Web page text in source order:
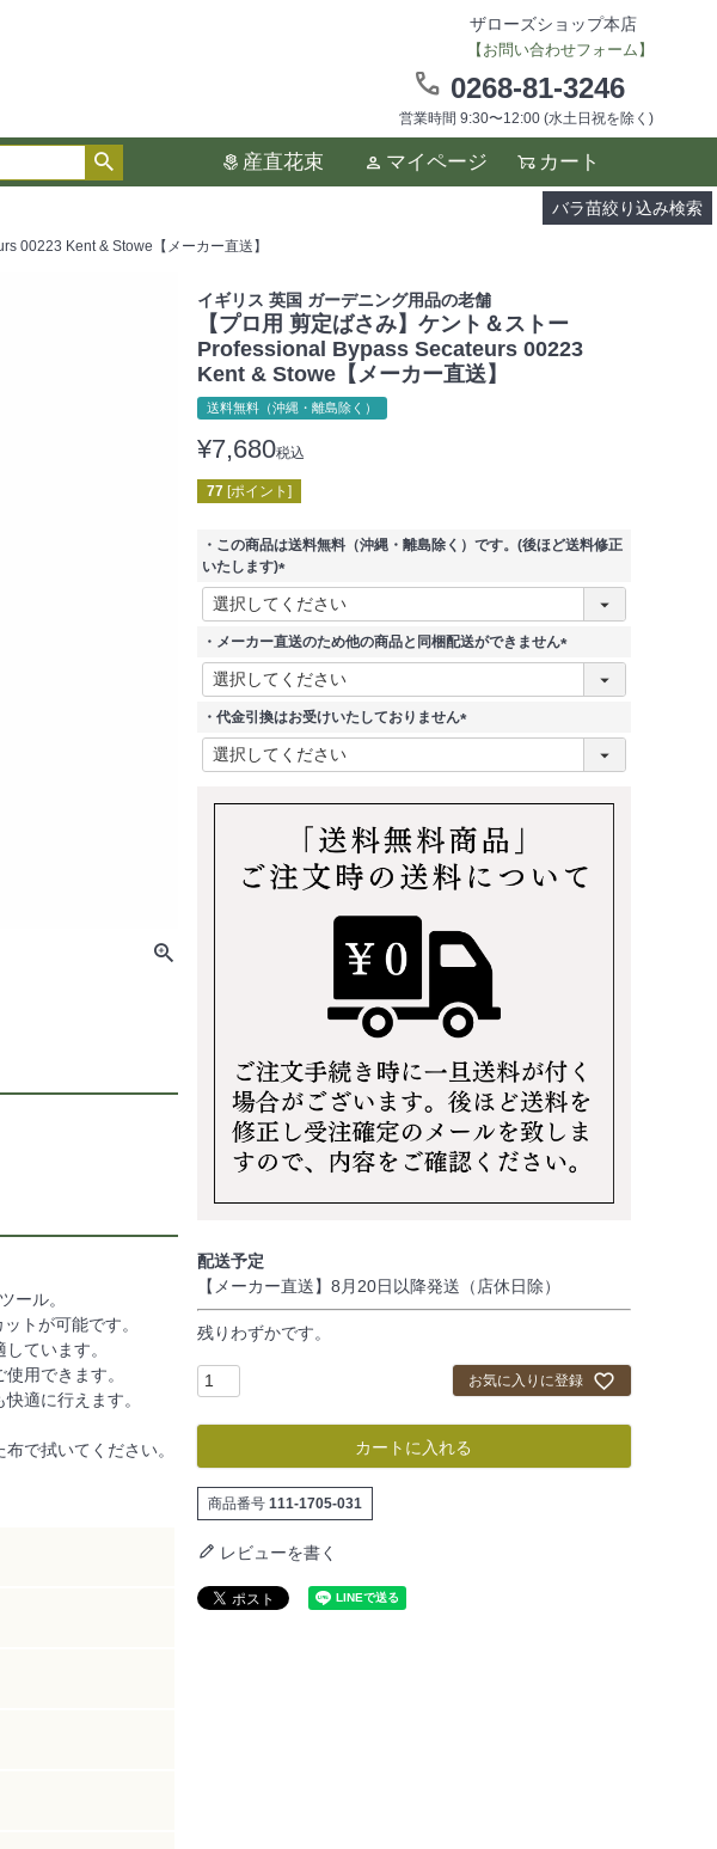
ザローズショップ本店
【お問い合わせフォーム】
0268-81-3246
営業時間 9:30〜12:00 (水土日祝を除く)
産直花束 マイページ カート
バラ苗絞り込み検索
検索結果に表示されます。
ずつ選択してください。
00223 Kent & Stowe【メーカー直送】
ール。
トが可能です。
ています。
用できます。
適に行えます。
で拭いてください。
イギリス 英国 ガーデニング用品の老舗
【プロ用 剪定ばさみ】ケント＆ストー
Professional Bypass Secateurs 00223
Kent & Stowe【メーカー直送】
送料無料（沖縄・離島除く）
¥7,680税込
77 [ポイント]
・この商品は送料無料（沖縄・離島除く）です。(後ほど送料修正
いたします)
(
必
須
・メーカー直送のため他の商品と同梱配送ができません
(
・代金引換はお受けいたしておりません
(
)
配送予定
【メーカー直送】8月20日以降発送（店休日除）
残りわずかです。
お気に入りに登録
カートに入れる
商品番号 111-1705-031
レビューを書く